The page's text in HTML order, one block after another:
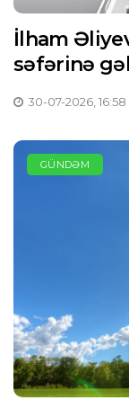
İlham
səfərinə
30-07-2026, 16:58
GÜNDƏM